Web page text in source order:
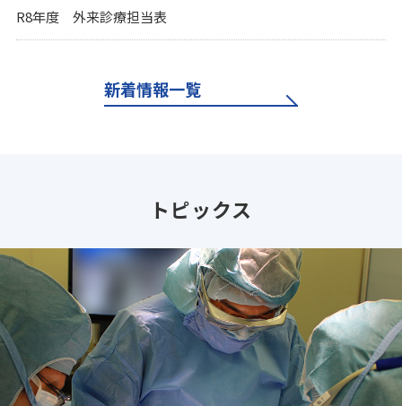
R8年度 外来診療担当表
新着情報一覧
トピックス